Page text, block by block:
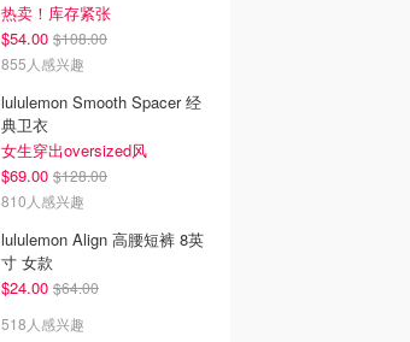
热卖！库存紧张
$54.00 $108.00
855人感兴趣
lululemon Smooth Spacer 经
典卫衣
女生穿出oversized风
$69.00 $128.00
810人感兴趣
lululemon Align 高腰短裤 8英
寸 女款
$24.00 $64.00
518人感兴趣